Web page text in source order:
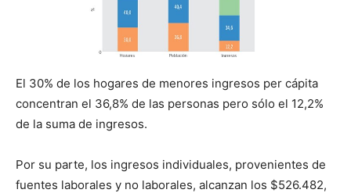
El 30% de los hogares de menores ingresos per cápita
concentran el 36,8% de las personas pero sólo el 12,2%
de la suma de ingresos.
Por su parte, los ingresos individuales, provenientes de
fuentes laborales y no laborales, alcanzan los $526.482,